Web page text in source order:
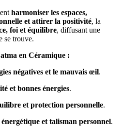
harmoniser les espaces,
et attirer la positivité, la
foi et équilibre, diffusant une
se trouve.
en Céramique :
négatives et le mauvais œil.
et bonnes énergies.
et protection personnelle.
et talisman personnel.